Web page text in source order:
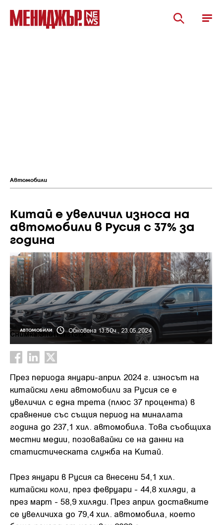
Автомобили
Китай е увеличил износа на
автомобили в Русия с 37% за
година
АВТОМОБИЛИ Обновена 13:50ч., 23.05.2024
Снимка:Shutterstock
През периода януари-април 2024 г. износът на
китайски леки автомобили за Русия се е
увеличил с една трета (плюс 37 процента) в
сравнение със същия период на миналата
година до 237,1 хил. автомобила. Това съобщиха
местни медии, позовавайки се на данни на
статистическата служба на Китай.
През януари в Русия са внесени 54,1 хил.
китайски коли, през февруари - 44,8 хиляди, а
през март - 58,9 хиляди. През април доставките
се увеличиха до 79,4 хил. автомобила, което